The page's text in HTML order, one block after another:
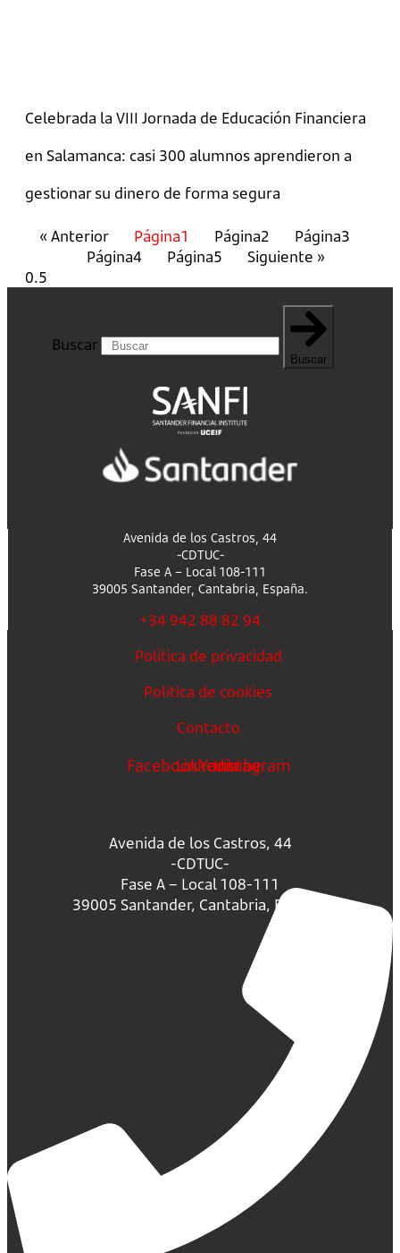
Celebrada la VIII Jornada de Educación Financiera
en Salamanca: casi 300 alumnos aprendieron a
gestionar su dinero de forma segura
« Anterior Página1 Página2 Página3
Página4 Página5 Siguiente »
Buscar
Buscar
Avenida de los Castros, 44
-CDTUC-
Fase A – Local 108-111
39005 Santander, Cantabria, España.
+34 942 88 82 94
Política de privacidad
Política de cookies
Contacto
FacebookLinkedin
Youtube
Instagram
Avenida de los Castros, 44
-CDTUC-
Fase A – Local 108-111
39005 Santander, Cantabria, España.